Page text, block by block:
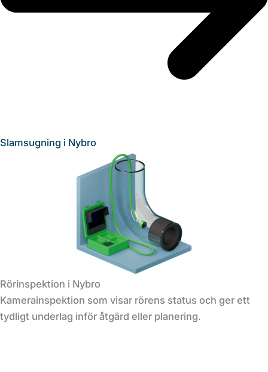
Slamsugning i Nybro
Rörinspektion i Nybro
Kamerainspektion som visar rörens status och ger ett
tydligt underlag inför åtgärd eller planering.